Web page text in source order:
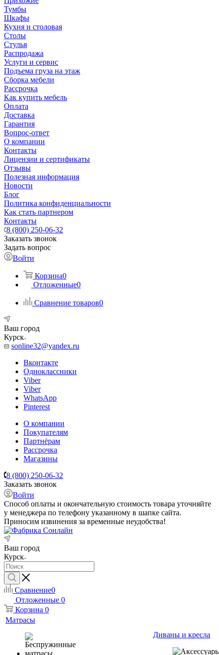
Тумбы
Шкафы
Кухня и столовая
Столы
Стулья
Распродажа
Услуги и сервис
Подъема груза на этаж
Сборка мебели
Рассрочка
Как купить мебель
Оплата
Доставка
Гарантия
Вопрос-ответ
О компании
Контакты
Лицензии и сертификаты
Отзывы
Полезная информация
Новости
Блог
Политика конфиденциальности
Как стать партнером
Контакты
8 (800) 250-06-32
Заказать звонок
Задать вопрос
Войти
Корзина0
Отложенные0
Сравнение товаров0
Ваш город
Курск
sonline32@yandex.ru
Вконтакте
Одноклассники
Viber
Viber
WhatsApp
Pinterest
О компании
Покупателям
Партнёрам
Рассрочка
Магазины
8 (800) 250-06-32
Заказать звонок
Войти
Способ оплаты и окончательную стоимость товара уточняйте
у менеджера по телефону указанному в шапке сайта.
Приносим извинения за временные неудобства!
Ваш город
Курск
Сравнение0
Отложенные 0
Корзина 0
Матрасы
Диваны и кресла